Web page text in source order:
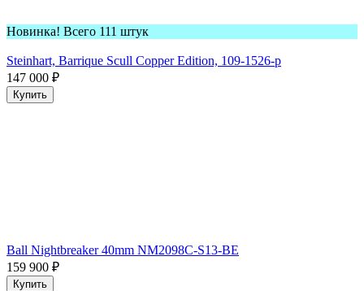
Новинка! Всего 111 штук
Steinhart, Barrique Scull Copper Edition, 109-1526-p
147 000 ₽
Купить
Ball Nightbreaker 40mm NM2098C-S13-BE
159 900 ₽
Купить